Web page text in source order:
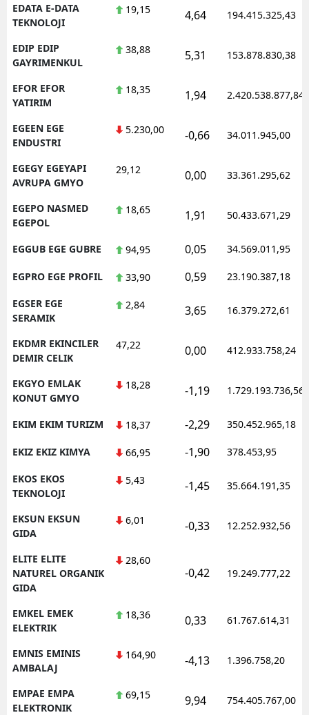
EDATA E-DATA
TEKNOLOJI
19,15 4,64 194.415.325,43
EDIP EDIP
GAYRIMENKUL
38,88 5,31 153.878.830,38
EFOR EFOR
YATIRIM
18,35 1,94 2.420.538.877,84
EGEEN EGE
ENDUSTRI
5.230,00 -0,66 34.011.945,00
EGEGY EGEYAPI
AVRUPA GMYO
29,12 0,00 33.361.295,62
EGEPO NASMED
EGEPOL
18,65 1,91 50.433.671,29
EGGUB EGE GUBRE 94,95 0,05 34.569.011,95
EGPRO EGE PROFIL 33,90 0,59 23.190.387,18
EGSER EGE
SERAMIK
2,84 3,65 16.379.272,61
EKDMR EKINCILER
DEMIR CELIK
47,22 0,00 412.933.758,24
EKGYO EMLAK
KONUT GMYO
18,28 -1,19 1.729.193.736,56
EKIM EKIM TURIZM 18,37 -2,29 350.452.965,18
EKIZ EKIZ KIMYA 66,95 -1,90 378.453,95
EKOS EKOS
TEKNOLOJI
5,43 -1,45 35.664.191,35
EKSUN EKSUN
GIDA
6,01 -0,33 12.252.932,56
ELITE ELITE
NATUREL ORGANIK
GIDA
28,60
-0,42 19.249.777,22
EMKEL EMEK
ELEKTRIK
18,36 0,33 61.767.614,31
EMNIS EMINIS
AMBALAJ
164,90 -4,13 1.396.758,20
EMPAE EMPA
ELEKTRONIK
69,15 9,94 754.405.767,00